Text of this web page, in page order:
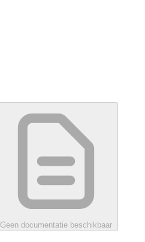
Geen documentatie beschikbaar